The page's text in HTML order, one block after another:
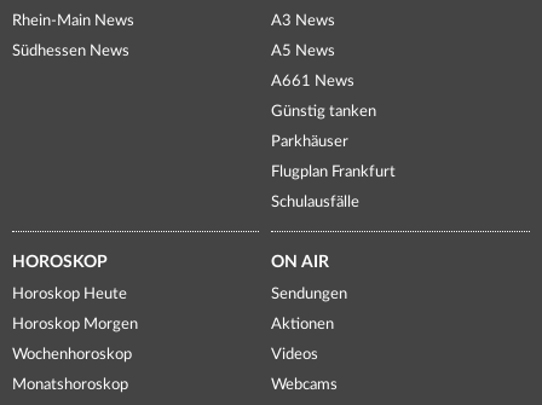
Rhein-Main News
Südhessen News
A3 News
A5 News
A661 News
Günstig tanken
Parkhäuser
Flugplan Frankfurt
Schulausfälle
HOROSKOP
Horoskop Heute
Horoskop Morgen
Wochenhoroskop
Monatshoroskop
ON AIR
Sendungen
Aktionen
Videos
Webcams